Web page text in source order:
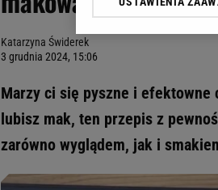
Katarzyna Świderek
3 grudnia 2024, 15:06
Marzy ci się pyszne i efektowne
lubisz mak, ten przepis z
zarówno wyglądem, jak i
Klikając „Akceptuję”
odnośnik „Ustawienia
My, nasi Zaufani
Użycie dokładnych
Przechowywanie